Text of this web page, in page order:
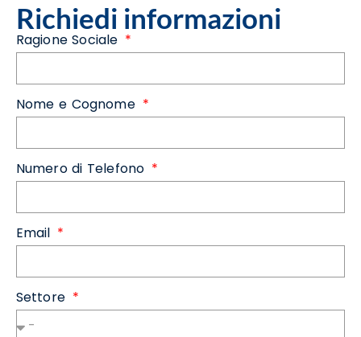
Richiedi informazioni
Ragione Sociale
Nome e Cognome
Numero di Telefono
Email
Settore